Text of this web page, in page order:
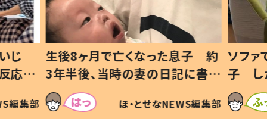
じ
応に
編集部
生後8ヶ月で亡くなった息子 約
3年半後、当時の妻の日記に書い
てあった本音とは
ほ・とせなNEWS編集部
ソファ
子 し
すべ
いから